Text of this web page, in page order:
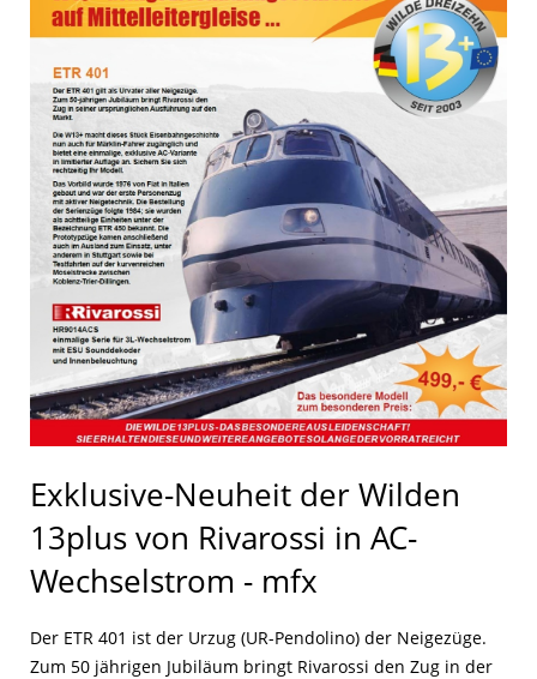
Exklusive-Neuheit der Wilden
13plus von Rivarossi in AC-
Wechselstrom - mfx
Der ETR 401 ist der Urzug (UR-Pendolino) der Neigezüge.
Zum 50 jährigen Jubiläum bringt Rivarossi den Zug in der